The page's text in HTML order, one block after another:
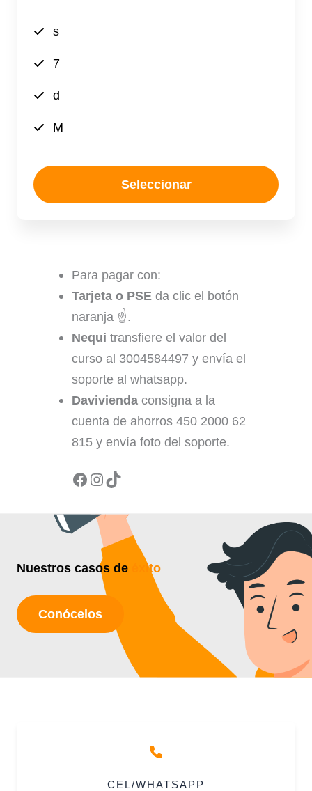
s
7
d
M
Seleccionar
Para pagar con:
Tarjeta o PSE da clic el botón
naranja ☝️.
Nequi transfiere el valor del
curso al 3004584497 y envía el
soporte al whatsapp.
Davivienda consigna a la
cuenta de ahorros 450 2000 62
815 y envía foto del soporte.
Facebook
Instagram
TikTok
Nuestros casos de éxito
Conócelos
CEL/WHATSAPP